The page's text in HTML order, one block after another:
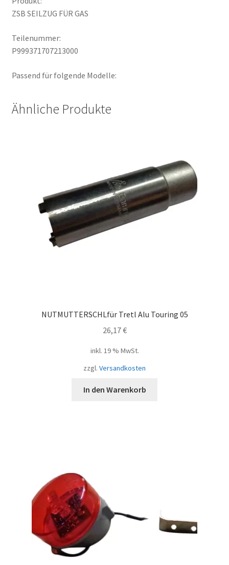
ZSB SEILZUG FÜR GAS
Teilenummer:
P999371707213000
Passend für folgende Modelle:
Ähnliche Produkte
NUTMUTTERSCHLfür Tretl Alu Touring 05
26,17€
inkl. 19 % MwSt.
zzgl. Versandkosten
In den Warenkorb